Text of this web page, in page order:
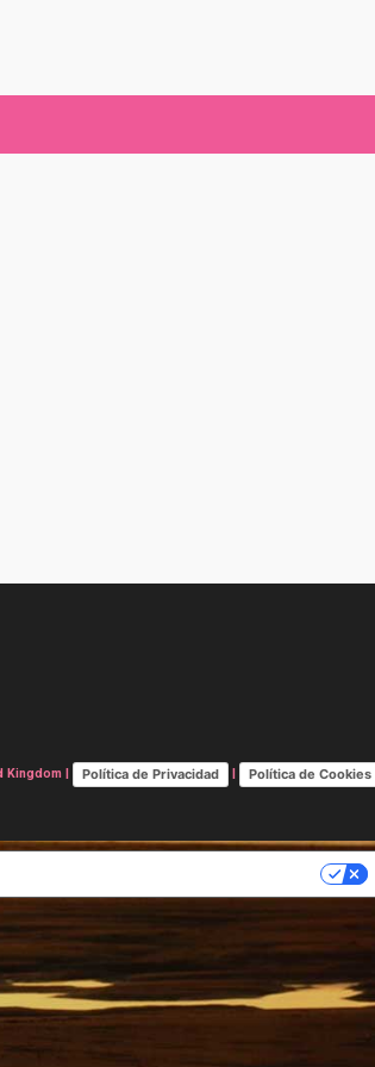
Kingdom | Política de Privacidad | Política de Cookies